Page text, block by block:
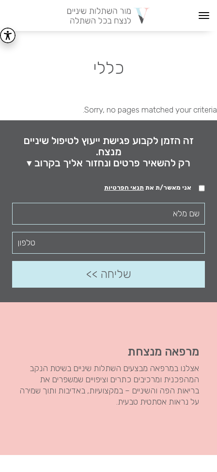
Toggle
כללי
Sorry, no pages matched your criteria.
זה הזמן לקבוע פגישת ייעוץ לטיפול שיניים
מנצח.
רק להשאיר פרטים ונחזור אליך בקרוב ▾
אני מאשר/ת את תנאי הפרטיות
מרפאה מנצחת
אצלנו במרפאה מבצעים השתלות שיניים בשיטת הנקב
המהפכנית ומרכיבים כתרים וציפויים שמשפרים את
בריאות הפה והשיניים – במקצועיות, באדיבות ותוך שמירה
על נראות אסתטית טבעית.